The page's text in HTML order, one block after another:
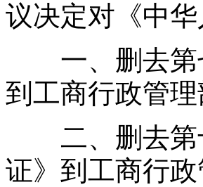
议决定对《中
一、删去第
到工商行政管
二、删去第
证》到工商行